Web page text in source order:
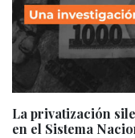
La privatización
en el Sistema